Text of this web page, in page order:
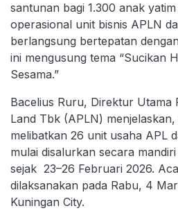
santunan bagi 1.300 anak
operasional unit bisnis APLN
berlangsung bertepatan
ini mengusung tema “Sucikan
Sesama.”
Bacelius Ruru, Direktur Utama
Land Tbk (APLN)
melibatkan 26 unit usaha APL
mulai disalurkan secara
sejak 23–26 Februari 2026.
dilaksanakan pada Rabu, 4
Kuningan City.